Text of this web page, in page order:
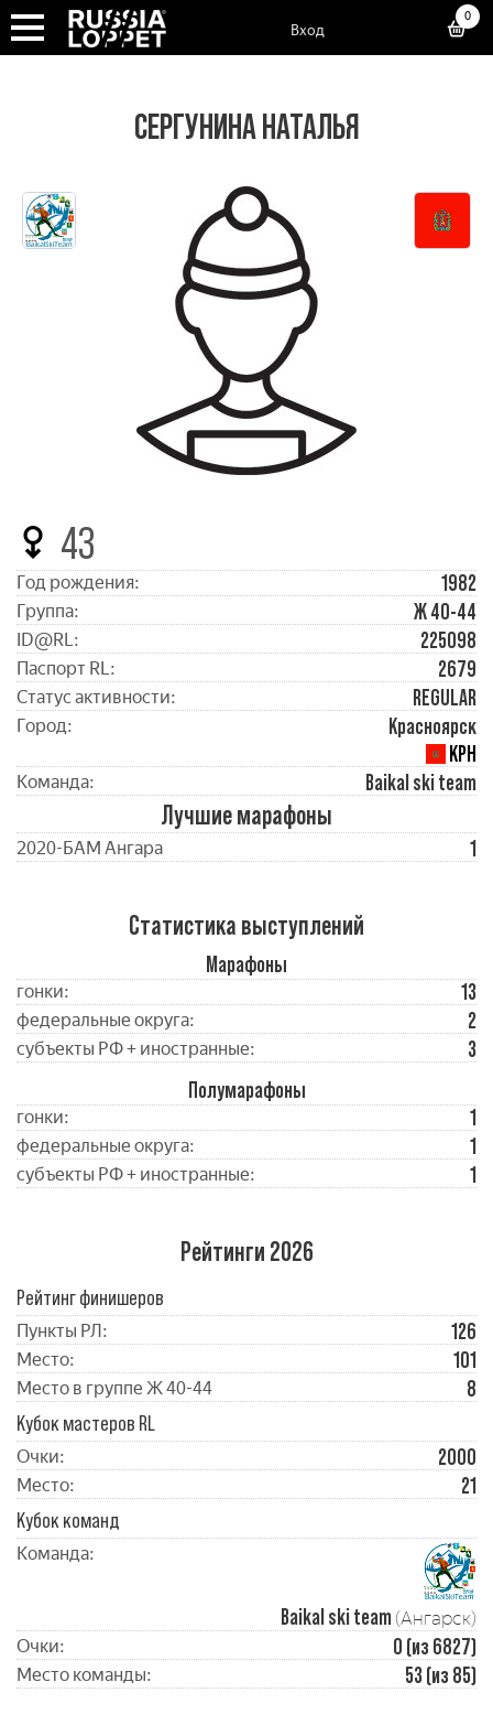
Вход
0
СЕРГУНИНА НАТАЛЬЯ
43
Год рождения: 1982
Группа: Ж 40-44
ID@RL: 225098
Паспорт RL: 2679
Статус активности: REGULAR
Город:
Красноярск
КРН
Команда: Baikal ski team
Лучшие марафоны
2020-БАМ Ангара 1
Статистика выступлений
Марафоны
гонки: 13
федеральные округа: 2
субъекты РФ + иностранные:
3
Полумарафоны
гонки: 1
федеральные округа: 1
субъекты РФ + иностранные: 1
Рейтинги 2026
Рейтинг финишеров
Пункты РЛ: 126
Место: 101
Место в группе Ж 40-44
8
Кубок мастеров RL
Очки: 2000
Место:
21
Кубок команд
Команда:
Baikal ski team (Ангарск)
Очки: 0 (из 6827)
Место команды: 53 (из 85)